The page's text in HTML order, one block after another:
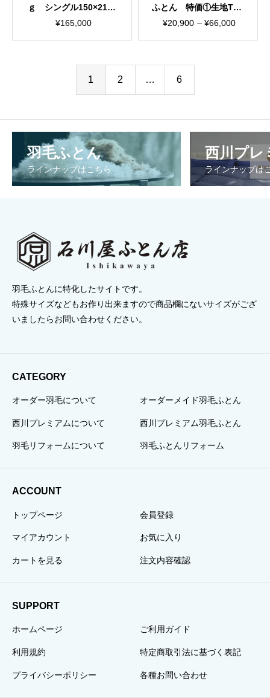
ｇ シングル150×210c
m 超長綿100％ 140
¥165,000
ふとん 特価①生地TTC
シングルorダブル
¥20,900 – ¥66,000
価
1 2 … 6
羽毛ふとん
ラインナップはこちら
西川プレ
ラインナップは
羽毛ふとんに特化したサイトです。
特殊サイズなどもお作り出来ますので商品欄にないサイズがござ
いましたらお問い合わせください。
CATEGORY
オーダー羽毛について オーダーメイド羽毛ふとん
西川プレミアムについて 西川プレミアム羽毛ふとん
羽毛リフォームについて 羽毛ふとんリフォーム
ACCOUNT
トップページ 会員登録
マイアカウント お気に入り
カートを見る 注文内容確認
SUPPORT
ホームページ ご利用ガイド
利用規約 特定商取引法に基づく表記
プライバシーポリシー 各種お問い合わせ